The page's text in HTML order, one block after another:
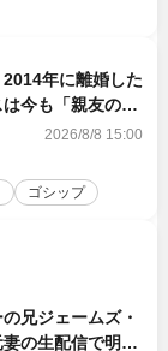
年に離婚した
今も「親友の一
2026/8/8 15:00
ゴシップ
兄ジェームズ・
の生配信で明ら